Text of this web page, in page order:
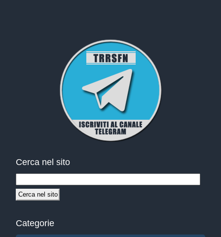
Cerca nel sito
Categorie